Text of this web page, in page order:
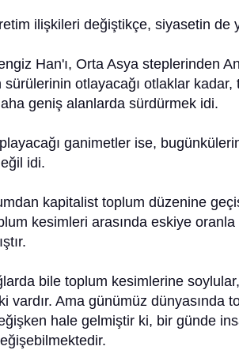
ilişkileri değiştikçe, siyasetin de
Han'ı, Orta Asya steplerinden
sürülerinin otlayacağı otlaklar
geniş alanlarda sürdürmek idi.
ganimetler ise,
idi.
kapitalist toplum düzenine
kesimleri arasında eskiye
bile toplum kesimlerine
vardır. Ama günümüz dünyasında
hale gelmiştir ki, bir günde